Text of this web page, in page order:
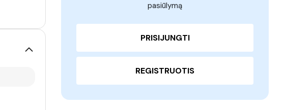
pasiūlymą
PRISIJUNGTI
REGISTRUOTIS